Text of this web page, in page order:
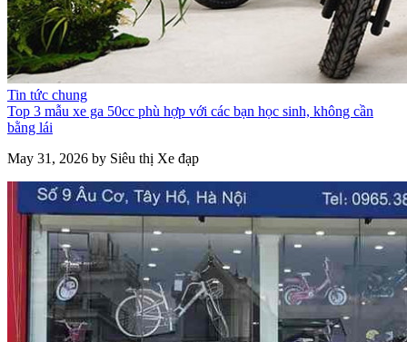
Tin tức chung
Top 3 mẫu xe ga 50cc phù hợp với các bạn học sinh, không cần
bằng lái
May 31, 2026 by Siêu thị Xe đạp